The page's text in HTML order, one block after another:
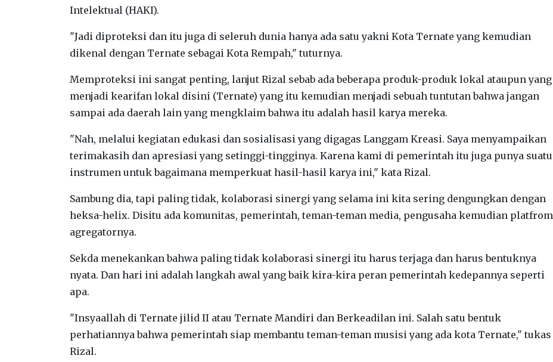
Intelektual (HAKI).
"Jadi diproteksi dan itu juga di seleruh dunia hanya ada satu yakni Kota Ternate yang kemudian
dikenal dengan Ternate sebagai Kota Rempah," tuturnya.
Memproteksi ini sangat penting, lanjut Rizal sebab ada beberapa produk-produk lokal ataupun yang
menjadi kearifan lokal disini (Ternate) yang itu kemudian menjadi sebuah tuntutan bahwa jangan
sampai ada daerah lain yang mengklaim bahwa itu adalah hasil karya mereka.
"Nah, melalui kegiatan edukasi dan sosialisasi yang digagas Langgam Kreasi. Saya menyampaikan
terimakasih dan apresiasi yang setinggi-tingginya. Karena kami di pemerintah itu juga punya suatu
instrumen untuk bagaimana memperkuat hasil-hasil karya ini," kata Rizal.
Sambung dia, tapi paling tidak, kolaborasi sinergi yang selama ini kita sering dengungkan dengan
heksa-helix. Disitu ada komunitas, pemerintah, teman-teman media, pengusaha kemudian platfrom
agregatornya.
Sekda menekankan bahwa paling tidak kolaborasi sinergi itu harus terjaga dan harus bentuknya
nyata. Dan hari ini adalah langkah awal yang baik kira-kira peran pemerintah kedepannya seperti
apa.
"Insyaallah di Ternate jilid II atau Ternate Mandiri dan Berkeadilan ini. Salah satu bentuk
perhatiannya bahwa pemerintah siap membantu teman-teman musisi yang ada kota Ternate," tukas
Rizal.